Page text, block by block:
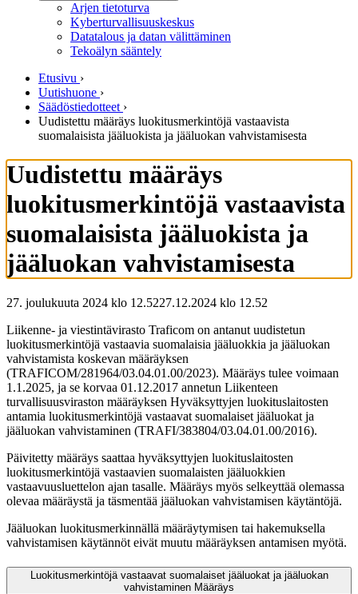
Arjen tietoturva
Kyberturvallisuuskeskus
Datatalous ja datan välittäminen
Tekoälyn sääntely
Etusivu ›
Uutishuone ›
Säädöstiedotteet ›
Uudistettu määräys luokitusmerkintöjä vastaavista
suomalaisista jääluokista ja jääluokan vahvistamisesta
Uudistettu määräys
luokitusmerkintöjä vastaavista
suomalaisista jääluokista ja
jääluokan vahvistamisesta
27. joulukuuta 2024 klo 12.5227.12.2024 klo 12.52
Liikenne- ja viestintävirasto Traficom on antanut uudistetun
luokitusmerkintöjä vastaavia suomalaisia jääluokkia ja jääluokan
vahvistamista koskevan määräyksen
(TRAFICOM/281964/03.04.01.00/2023). Määräys tulee voimaan
1.1.2025, ja se korvaa 01.12.2017 annetun Liikenteen
turvallisuusviraston määräyksen Hyväksyttyjen luokituslaitosten
antamia luokitusmerkintöjä vastaavat suomalaiset jääluokat ja
jääluokan vahvistaminen (TRAFI/383804/03.04.01.00/2016).
Päivitetty määräys saattaa hyväksyttyjen luokituslaitosten
luokitusmerkintöjä vastaavien suomalaisten jääluokkien
vastaavuusluettelon ajan tasalle. Määräys myös selkeyttää olemassa
olevaa määräystä ja täsmentää jääluokan vahvistamisen käytäntöjä.
Jääluokan luokitusmerkinnällä määräytymisen tai hakemuksella
vahvistamisen käytännöt eivät muutu määräyksen antamisen myötä.
Luokitusmerkintöjä vastaavat suomalaiset jääluokat ja jääluokan
vahvistaminen Määräys